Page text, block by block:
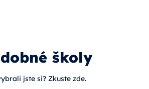
školy
jste si? Zkuste zde.